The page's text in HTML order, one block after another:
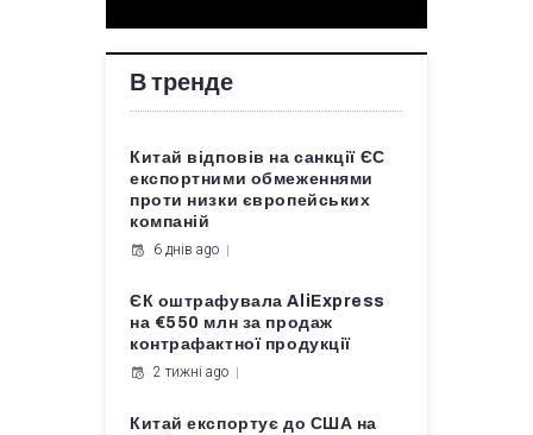
В тренде
Китай відповів на санкції ЄС
експортними обмеженнями
проти низки європейських
компаній
6 днів ago
ЄК оштрафувала AliExpress
на €550 млн за продаж
контрафактної продукції
2 тижні ago
Китай експортує до США на